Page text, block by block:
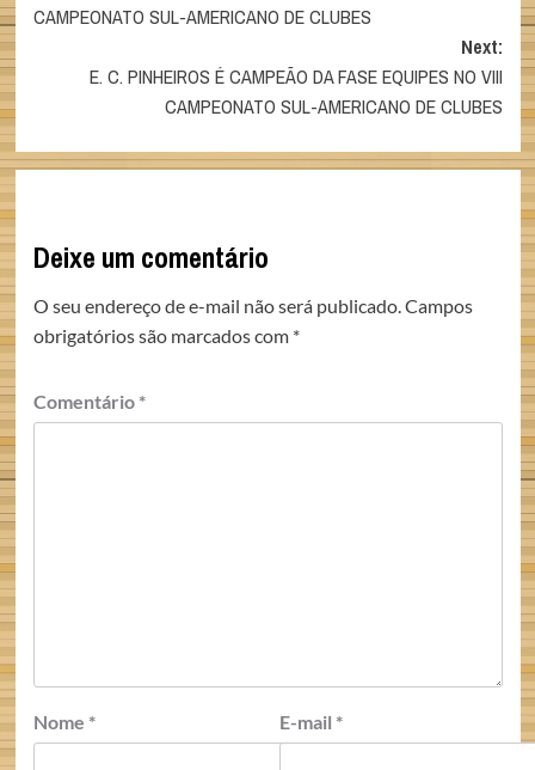
CAMPEONATO SUL-AMERICANO DE CLUBES
Next:
E. C. PINHEIROS É CAMPEÃO DA FASE EQUIPES NO VIII
CAMPEONATO SUL-AMERICANO DE CLUBES
Deixe um comentário
O seu endereço de e-mail não será publicado.Campos
obrigatórios são marcados com *
Comentário *
Nome * E-mail *